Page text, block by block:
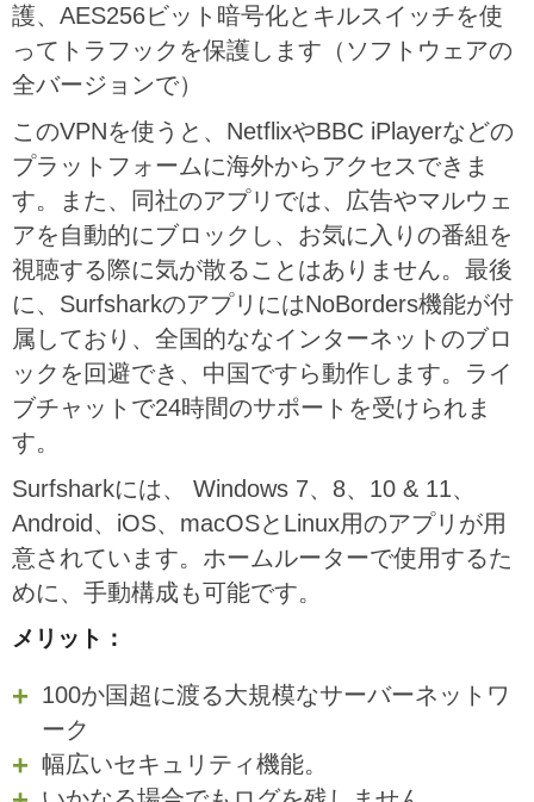
護、AES256ビット暗号化とキルスイッチを使
ってトラフックを保護します（ソフトウェアの
全バージョンで）
このVPNを使うと、NetflixやBBC iPlayerなどの
プラットフォームに海外からアクセスできま
す。また、同社のアプリでは、広告やマルウェ
アを自動的にブロックし、お気に入りの番組を
視聴する際に気が散ることはありません。最後
に、SurfsharkのアプリにはNoBorders機能が付
属しており、全国的ななインターネットのブロ
ックを回避でき、中国ですら動作します。ライ
ブチャットで24時間のサポートを受けられま
す。
Surfsharkには、 Windows 7、8、10 & 11、
Android、iOS、macOSとLinux用のアプリが用
意されています。ホームルーターで使用するた
めに、手動構成も可能です。
メリット：
100か国超に渡る大規模なサーバーネットワ
ーク
幅広いセキュリティ機能。